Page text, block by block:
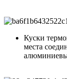
Куски
места